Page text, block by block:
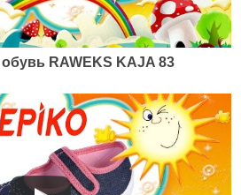
52/22
RAWEKS KAJA 83